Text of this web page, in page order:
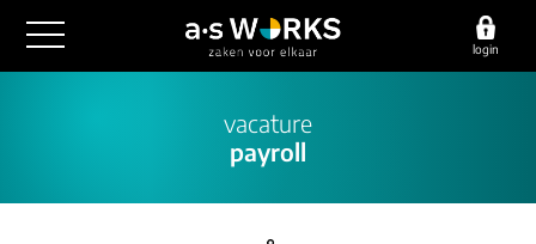
login
financiële administratie
salarisadministratie
vacature
payroll